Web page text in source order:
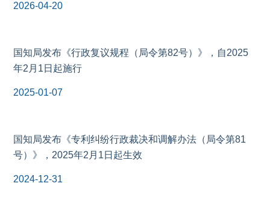
2026-04-20
国知局发布《行政复议规程（局令第82号）》，自2025
年2月1日起施行
2025-01-07
国知局发布《专利纠纷行政裁决和调解办法（局令第81
号）》，2025年2月1日起生效
2024-12-31